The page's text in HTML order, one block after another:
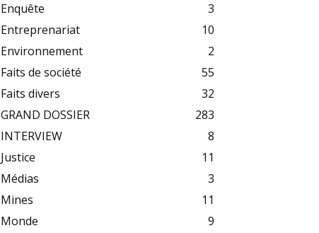
Enquête
3
Entreprenariat
10
Environnement
2
Faits de société
55
Faits divers
32
GRAND DOSSIER
283
INTERVIEW
8
Justice
11
Médias
3
Mines
11
Monde
9